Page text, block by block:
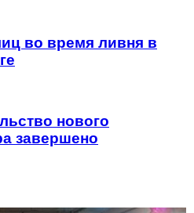
во время ливня в
нового
завершено